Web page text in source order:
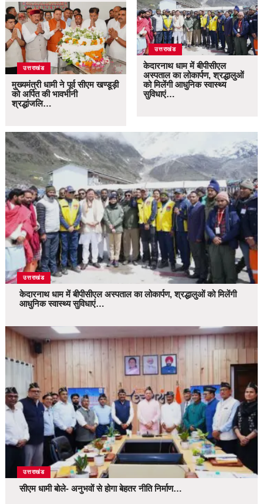
उत्तराखंड
मुख्यमंत्री धामी ने पूर्व सीएम खण्डूड़ी
को अर्पित की भावभीनी
श्रद्धांजलि…
उत्तराखंड
केदारनाथ धाम में बीपीसीएल
अस्पताल का लोकार्पण, श्रद्धालुओं
को मिलेंगी आधुनिक स्वास्थ्य
सुविधाएं…
उत्तराखंड
केदारनाथ धाम में बीपीसीएल अस्पताल का लोकार्पण, श्रद्धालुओं को मिलेंगी
आधुनिक स्वास्थ्य सुविधाएं…
उत्तराखंड
सीएम धामी बोले- अनुभवों से होगा बेहतर नीति निर्माण…